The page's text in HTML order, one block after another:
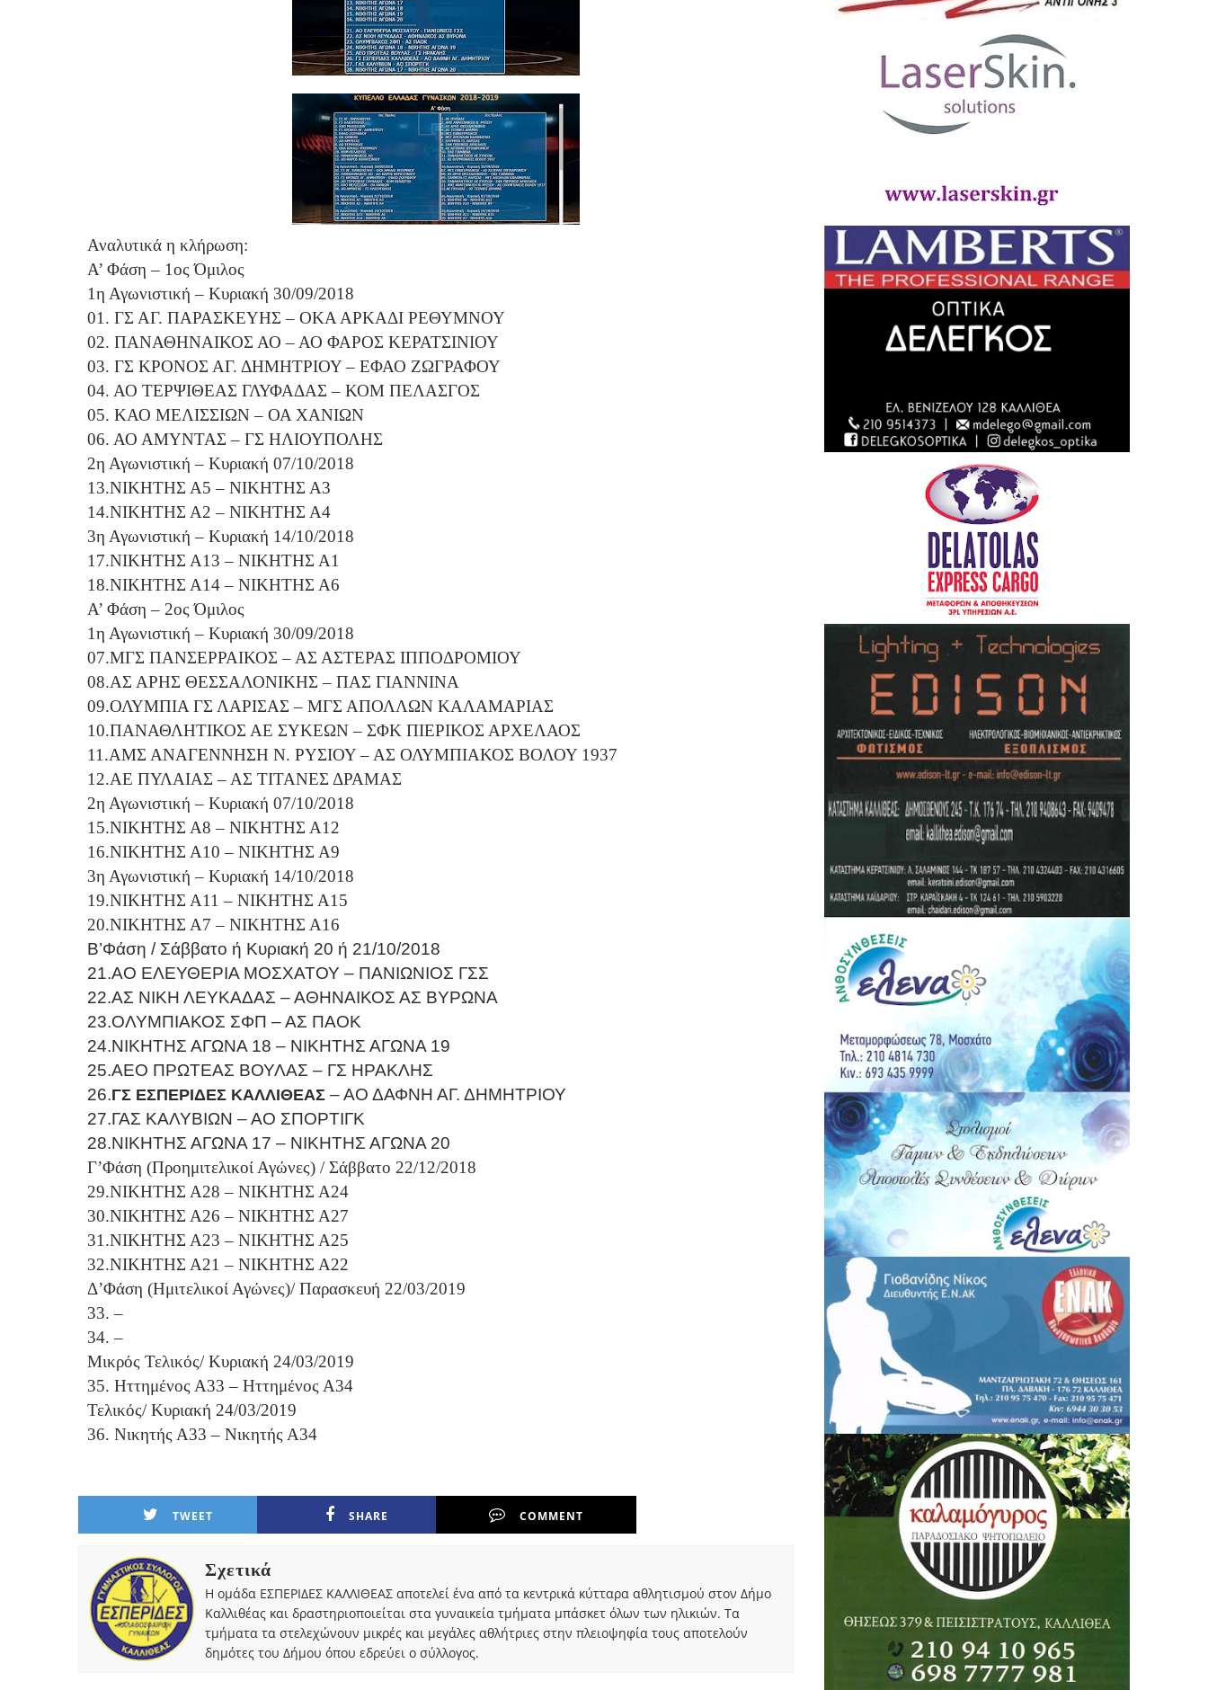
Αναλυτικά η κλήρωση:
Α’ Φάση – 1ος Όμιλος
1η Αγωνιστική – Κυριακή 30/09/2018
01. ΓΣ ΑΓ. ΠΑΡΑΣΚΕΥΗΣ – ΟΚΑ ΑΡΚΑΔΙ ΡΕΘΥΜΝΟΥ
02. ΠΑΝΑΘΗΝΑΙΚΟΣ ΑΟ – ΑΟ ΦΑΡΟΣ ΚΕΡΑΤΣΙΝΙΟΥ
03. ΓΣ ΚΡΟΝΟΣ ΑΓ. ΔΗΜΗΤΡΙΟΥ – ΕΦΑΟ ΖΩΓΡΑΦΟΥ
04. ΑΟ ΤΕΡΨΙΘΕΑΣ ΓΛΥΦΑΔΑΣ – ΚΟΜ ΠΕΛΑΣΓΟΣ
05. ΚΑΟ ΜΕΛΙΣΣΙΩΝ – ΟΑ ΧΑΝΙΩΝ
06. ΑΟ ΑΜΥΝΤΑΣ – ΓΣ ΗΛΙΟΥΠΟΛΗΣ
2η Αγωνιστική – Κυριακή 07/10/2018
13.ΝΙΚΗΤΗΣ Α5 – ΝΙΚΗΤΗΣ Α3
14.ΝΙΚΗΤΗΣ Α2 – ΝΙΚΗΤΗΣ Α4
3η Αγωνιστική – Κυριακή 14/10/2018
17.ΝΙΚΗΤΗΣ Α13 – ΝΙΚΗΤΗΣ Α1
18.ΝΙΚΗΤΗΣ Α14 – ΝΙΚΗΤΗΣ Α6
Α’ Φάση – 2ος Όμιλος
1η Αγωνιστική – Κυριακή 30/09/2018
07.ΜΓΣ ΠΑΝΣΕΡΡΑΙΚΟΣ – ΑΣ ΑΣΤΕΡΑΣ ΙΠΠΟΔΡΟΜΙΟΥ
08.ΑΣ ΑΡΗΣ ΘΕΣΣΑΛΟΝΙΚΗΣ – ΠΑΣ ΓΙΑΝΝΙΝΑ
09.ΟΛΥΜΠΙΑ ΓΣ ΛΑΡΙΣΑΣ – ΜΓΣ ΑΠΟΛΛΩΝ ΚΑΛΑΜΑΡΙΑΣ
10.ΠΑΝΑΘΛΗΤΙΚΟΣ ΑΕ ΣΥΚΕΩΝ – ΣΦΚ ΠΙΕΡΙΚΟΣ ΑΡΧΕΛΑΟΣ
11.ΑΜΣ ΑΝΑΓΕΝΝΗΣΗ Ν. ΡΥΣΙΟΥ – ΑΣ ΟΛΥΜΠΙΑΚΟΣ ΒΟΛΟΥ 1937
12.ΑΕ ΠΥΛΑΙΑΣ – ΑΣ ΤΙΤΑΝΕΣ ΔΡΑΜΑΣ
2η Αγωνιστική – Κυριακή 07/10/2018
15.ΝΙΚΗΤΗΣ Α8 – ΝΙΚΗΤΗΣ Α12
16.ΝΙΚΗΤΗΣ Α10 – ΝΙΚΗΤΗΣ Α9
3η Αγωνιστική – Κυριακή 14/10/2018
19.ΝΙΚΗΤΗΣ Α11 – ΝΙΚΗΤΗΣ Α15
20.ΝΙΚΗΤΗΣ Α7 – ΝΙΚΗΤΗΣ Α16
Β’Φάση / Σάββατο ή Κυριακή 20 ή 21/10/2018
21.ΑΟ ΕΛΕΥΘΕΡΙΑ ΜΟΣΧΑΤΟΥ – ΠΑΝΙΩΝΙΟΣ ΓΣΣ
22.ΑΣ ΝΙΚΗ ΛΕΥΚΑΔΑΣ – ΑΘΗΝΑΙΚΟΣ ΑΣ ΒΥΡΩΝΑ
23.ΟΛΥΜΠΙΑΚΟΣ ΣΦΠ – ΑΣ ΠΑΟΚ
24.ΝΙΚΗΤΗΣ ΑΓΩΝΑ 18 – ΝΙΚΗΤΗΣ ΑΓΩΝΑ 19
25.ΑΕΟ ΠΡΩΤΕΑΣ ΒΟΥΛΑΣ – ΓΣ ΗΡΑΚΛΗΣ
26.ΓΣ ΕΣΠΕΡΙΔΕΣ ΚΑΛΛΙΘΕΑΣ – ΑΟ ΔΑΦΝΗ ΑΓ. ΔΗΜΗΤΡΙΟΥ
27.ΓΑΣ ΚΑΛΥΒΙΩΝ – ΑΟ ΣΠΟΡΤΙΓΚ
28.ΝΙΚΗΤΗΣ ΑΓΩΝΑ 17 – ΝΙΚΗΤΗΣ ΑΓΩΝΑ 20
Γ’Φάση (Προημιτελικοί Αγώνες) / Σάββατο 22/12/2018
29.ΝΙΚΗΤΗΣ Α28 – ΝΙΚΗΤΗΣ Α24
30.ΝΙΚΗΤΗΣ Α26 – ΝΙΚΗΤΗΣ Α27
31.ΝΙΚΗΤΗΣ Α23 – ΝΙΚΗΤΗΣ Α25
32.ΝΙΚΗΤΗΣ Α21 – ΝΙΚΗΤΗΣ Α22
Δ’Φάση (Ημιτελικοί Αγώνες)/ Παρασκευή 22/03/2019
33. –
34. –
Μικρός Τελικός/ Κυριακή 24/03/2019
35. Ηττημένος Α33 – Ηττημένος Α34
Τελικός/ Κυριακή 24/03/2019
36. Νικητής Α33 – Νικητής Α34
TWEET SHARE COMMENT
Σχετικά
Η ομάδα ΕΣΠΕΡΙΔΕΣ ΚΑΛΛΙΘΕΑΣ αποτελεί ένα από τα κεντρικά κύτταρα αθλητισμού στον Δήμο
Καλλιθέας και δραστηριοποιείται στα γυναικεία τμήματα μπάσκετ όλων των ηλικιών. Τα
τμήματα τα στελεχώνουν μικρές και μεγάλες αθλήτριες στην πλειοψηφία τους αποτελούν
δημότες του Δήμου όπου εδρεύει ο σύλλογος.